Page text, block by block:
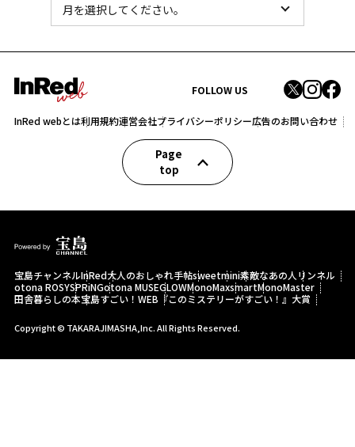
FOLLOW US
InRed webとは利用規約運営会社プライバシーポリシー広告のお問い合わせ
Page
top
宝島チャンネルInRed大人のおしゃれ手帖sweetmini素敵なあの人 リンネル
otona ROSYSPRiNGotona MUSEGLOWMonoMaxsmartMonoMaster
田舎暮らしの本宝島すごい！WEB 『このミステリーがすごい！』大賞
Copyright © TAKARAJIMASHA,Inc. All Rights Reserved.